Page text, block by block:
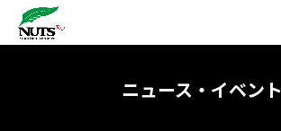
日本最大級のキャンピングカーメーカー
RV[テレビCM放送]
ニュース・イベント